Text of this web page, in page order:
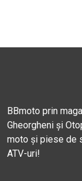
BBmoto prin
Gheorgheni și
moto și piese de
ATV-uri!